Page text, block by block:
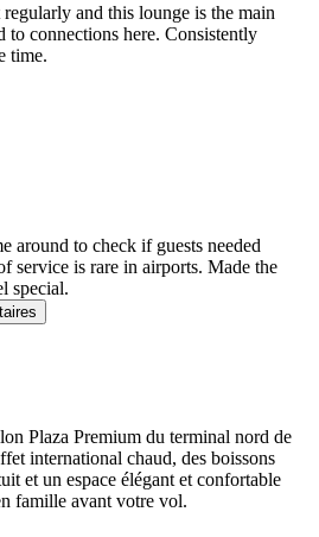
and this lounge is the main
to connections here. Consistently
time.
around to check if guests needed
service is rare in airports. Made the
special.
Plaza Premium du terminal nord de
international chaud, des boissons
et un espace élégant et confortable
famille avant votre vol.